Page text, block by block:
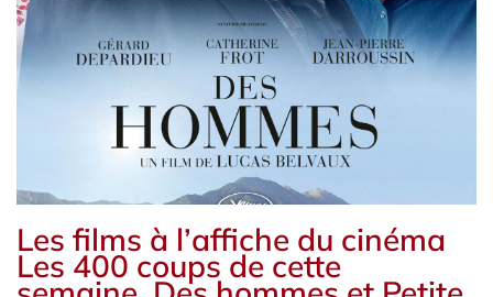
Les films à l’affiche du cinéma
Les 400 coups de cette